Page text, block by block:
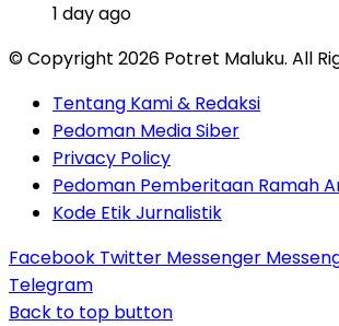
1 day ago
© Copyright 2026 Potret Maluku. All
Tentang Kami & Redaksi
Pedoman Media Siber
Privacy Policy
Pedoman Pemberitaan Ramah
Kode Etik Jurnalistik
Facebook Twitter Messenger
Telegram
Back to top button